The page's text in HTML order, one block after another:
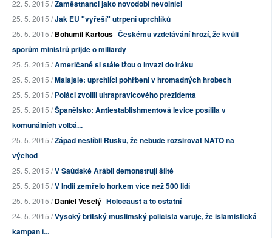
22. 5. 2015 /Zaměstnanci jako novodobí nevolníci
25. 5. 2015 /Jak EU "vyřeší" utrpení uprchlíků
25. 5. 2015 /Bohumil Kartous Českému vzdělávání hrozí, že kvůli
sporům ministrů přijde o miliardy
25. 5. 2015 /Američané si stále lžou o invazi do Iráku
25. 5. 2015 /Malajsie: uprchlíci pohřbeni v hromadných hrobech
25. 5. 2015 /Poláci zvolili ultrapravicového prezidenta
25. 5. 2015 /Španělsko: Antiestablishmentová levice posílila v
komunálních volbá...
25. 5. 2015 /Západ neslíbil Rusku, že nebude rozšiřovat NATO na
východ
25. 5. 2015 /V Saúdské Arábii demonstrují šíité
25. 5. 2015 /V Indii zemřelo horkem více než 500 lidí
25. 5. 2015 /Daniel Veselý Holocaust a to ostatní
24. 5. 2015 /Vysoký britský muslimský policista varuje, že islamistická
kampaň i...